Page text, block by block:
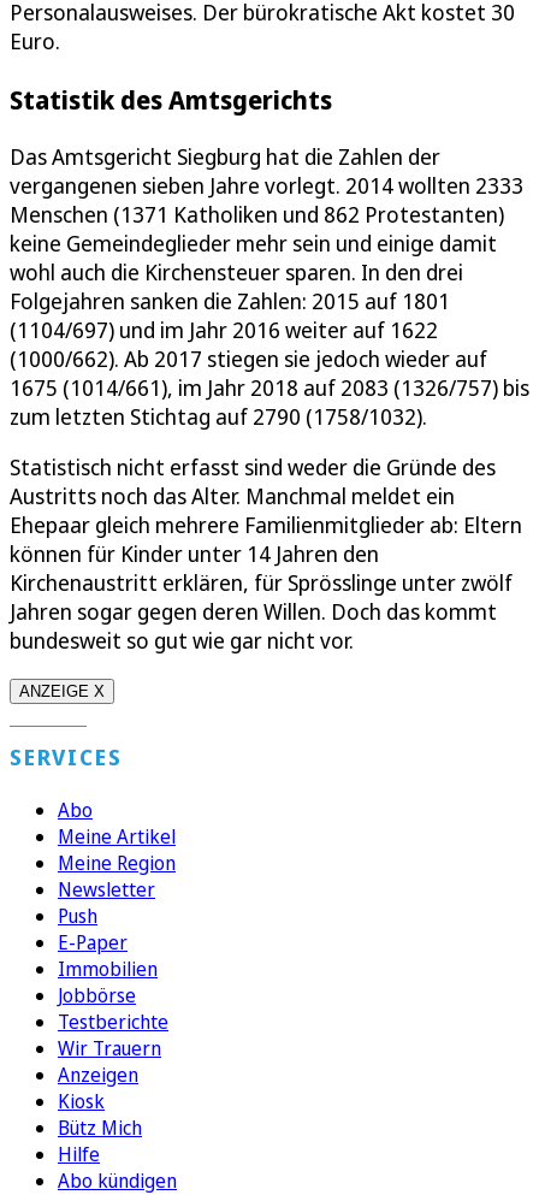
Personalausweises. Der bürokratische Akt kostet 30
Euro.
Statistik des Amtsgerichts
Das Amtsgericht Siegburg hat die Zahlen der
vergangenen sieben Jahre vorlegt. 2014 wollten 2333
Menschen (1371 Katholiken und 862 Protestanten)
keine Gemeindeglieder mehr sein und einige damit
wohl auch die Kirchensteuer sparen. In den drei
Folgejahren sanken die Zahlen: 2015 auf 1801
(1104/697) und im Jahr 2016 weiter auf 1622
(1000/662). Ab 2017 stiegen sie jedoch wieder auf
1675 (1014/661), im Jahr 2018 auf 2083 (1326/757) bis
zum letzten Stichtag auf 2790 (1758/1032).
Statistisch nicht erfasst sind weder die Gründe des
Austritts noch das Alter. Manchmal meldet ein
Ehepaar gleich mehrere Familienmitglieder ab: Eltern
können für Kinder unter 14 Jahren den
Kirchenaustritt erklären, für Sprösslinge unter zwölf
Jahren sogar gegen deren Willen. Doch das kommt
bundesweit so gut wie gar nicht vor.
ANZEIGE X
SERVICES
Abo
Meine Artikel
Meine Region
Newsletter
Push
E-Paper
Immobilien
Jobbörse
Testberichte
Wir Trauern
Anzeigen
Kiosk
Bütz Mich
Hilfe
Abo kündigen